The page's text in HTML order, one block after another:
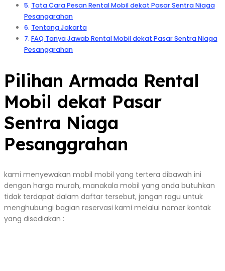
Tata Cara Pesan Rental Mobil dekat Pasar Sentra Niaga
Pesanggrahan
Tentang Jakarta
FAQ Tanya Jawab Rental Mobil dekat Pasar Sentra Niaga
Pesanggrahan
Pilihan Armada Rental
Mobil dekat Pasar
Sentra Niaga
Pesanggrahan
kami menyewakan mobil mobil yang tertera dibawah ini
dengan harga murah, manakala mobil yang anda butuhkan
tidak terdapat dalam daftar tersebut, jangan ragu untuk
menghubungi bagian reservasi kami melalui nomer kontak
yang disediakan :